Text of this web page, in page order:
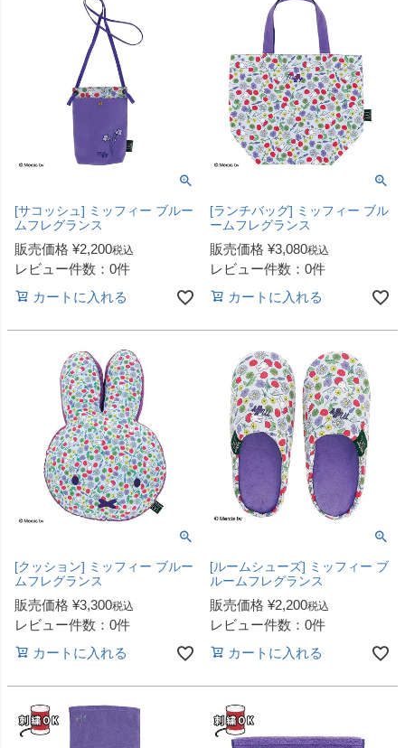
[サコッシュ] ミッフィー ブルー
ムフレグランス
販売価格 ¥2,200税込
レビュー件数：0件
カートに入れる
[ランチバッグ] ミッフィー ブル
ームフレグランス
販売価格 ¥3,080税込
レビュー件数：0件
カートに入れる
[クッション] ミッフィー ブルー
ムフレグランス
販売価格 ¥3,300税込
レビュー件数：0件
カートに入れる
[ルームシューズ] ミッフィー ブ
ルームフレグランス
販売価格 ¥2,200税込
レビュー件数：0件
カートに入れる